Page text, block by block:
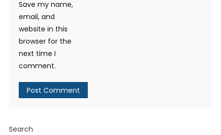
Save my name,
email, and
website in this
browser for the
next time I
comment.
Search